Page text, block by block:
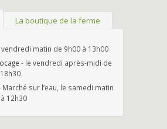
La boutique de la ferme
vendredi matin de 9h00 à 13h00
- le vendredi après-midi de
Marché sur l’eau, le samedi matin
12h30